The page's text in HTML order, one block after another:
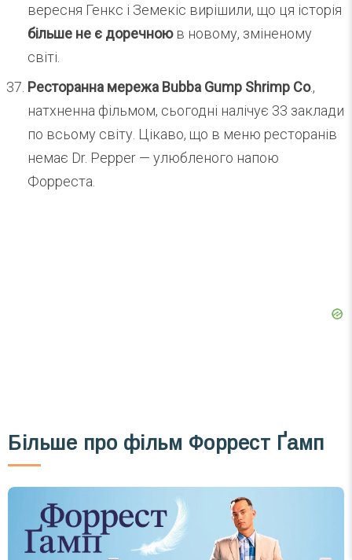
вересня Генкс і Земекіс вирішили, що ця історія
більше не є доречноюв новому, зміненому
світі.
Ресторанна мережа Bubba Gump Shrimp Co.,
натхненна фільмом, сьогодні налічує 33 заклади
по всьому світу. Цікаво, що в меню ресторанів
немає Dr. Pepper — улюбленого напою
Форреста.
Більше про фільм Форрест Ґамп